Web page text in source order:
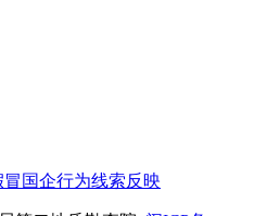
冒国企行为线索反映